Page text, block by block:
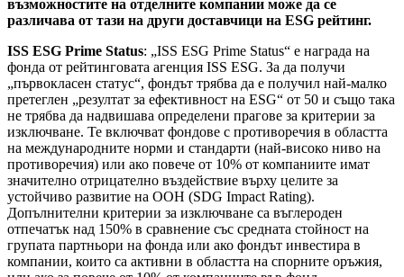
възможностите на отделните компании може да се
различава от тази на други доставчици на ESG рейтинг.
ISS ESG Prime Status: „ISS ESG Prime Status“ е награда на
фонда от рейтинговата агенция ISS ESG. За да получи
„първокласен статус“, фондът трябва да е получил най-малко
претеглен „резултат за ефективност на ESG“ от 50 и също така
не трябва да надвишава определени прагове за критерии за
изключване. Те включват фондове с противоречия в областта
на международните норми и стандарти (най-високо ниво на
противоречия) или ако повече от 10% от компаниите имат
значително отрицателно въздействие върху целите за
устойчиво развитие на ООН (SDG Impact Rating).
Допълнителни критерии за изключване са въглероден
отпечатък над 150% в сравнение със средната стойност на
групата партньори на фонда или ако фондът инвестира в
компании, които са активни в областта на спорните оръжия,